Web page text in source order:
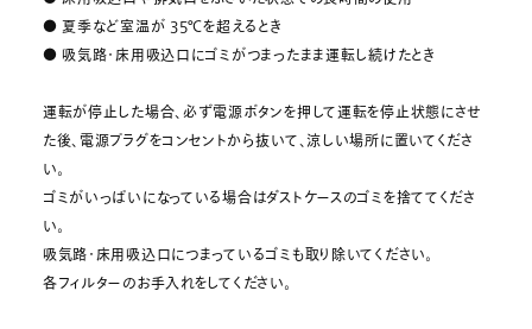
● 夏季など室温が 35℃を超えるとき
● 吸気路・床用吸込口にゴミがつまったまま運転し続けたとき
運転が停止した場合、必ず電源ボタンを押して運転を停止状態にさせ
た後、電源プラグをコンセントから抜いて、涼しい場所に置いてくださ
い。
ゴミがいっぱいになっている場合はダストケースのゴミを捨ててくださ
い。
吸気路・床用吸込口につまっているゴミも取り除いてください。
各フィルターのお手入れをしてください。